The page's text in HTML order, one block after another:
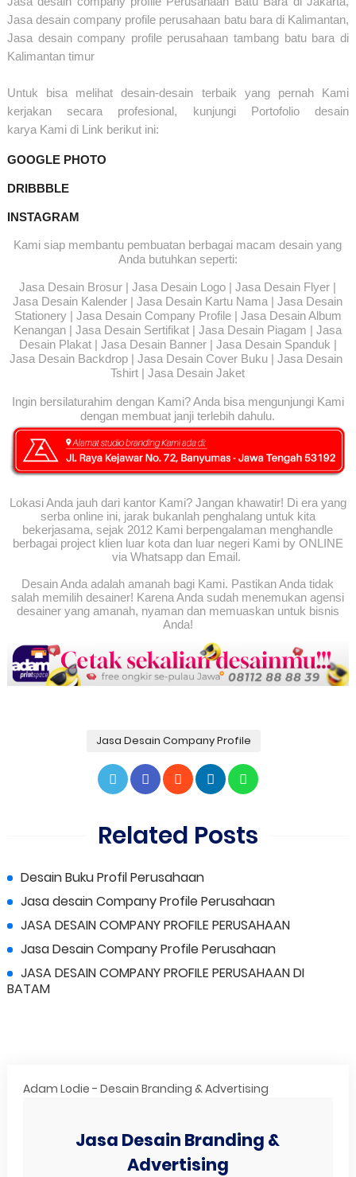
Jasa desain company profile perusahaan batu bara di Kalimantan,
Jasa desain company profile perusahaan tambang batu bara di
Kalimantan timur
Untuk bisa melihat desain-desain terbaik yang pernah Kami
kerjakansecara profesional, kunjungi Portofolio desain
karyaKami di Link berikut ini:
GOOGLE PHOTO
DRIBBBLE
INSTAGRAM
Kami siap membantu pembuatan berbagai macam desain yang
Anda butuhkan seperti:
Jasa Desain Brosur | Jasa Desain Logo | Jasa Desain Flyer |
Jasa Desain Kalender | Jasa Desain Kartu Nama | Jasa Desain
Stationery | Jasa Desain Company Profile | Jasa Desain Album
Kenangan | Jasa Desain Sertifikat | Jasa Desain Piagam | Jasa
Desain Plakat | Jasa Desain Banner | Jasa Desain Spanduk |
Jasa Desain Backdrop | Jasa Desain Cover Buku | Jasa Desain
Tshirt | Jasa Desain Jaket
Ingin bersilaturahim dengan Kami? Anda bisa mengunjungi Kami
dengan membuat janji terlebih dahulu.
Lokasi Anda jauh dari kantor Kami? Jangan khawatir! Di era yang
serba online ini, jarak bukanlah penghalang untuk kita
bekerjasama, sejak 2012 Kami berpengalaman menghandle
berbagai project klien luar kota dan luar negeri Kami by ONLINE
via Whatsapp dan Email.
Desain Anda adalah amanah bagi Kami. Pastikan Anda tidak
salah memilih desainer! Karena Anda sudah menemukan agensi
desainer yang amanah, nyaman dan memuaskan untuk bisnis
Anda!
Jasa Desain Company Profile
Related Posts
Desain Buku Profil Perusahaan
Jasa desain Company Profile Perusahaan
JASA DESAIN COMPANY PROFILE PERUSAHAAN
Jasa Desain Company Profile Perusahaan
JASA DESAIN COMPANY PROFILE PERUSAHAAN DI
BATAM
Adam Lodie - Desain Branding & Advertising
Jasa Desain Branding &
Advertising